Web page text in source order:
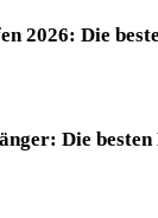
2026: Die
Die